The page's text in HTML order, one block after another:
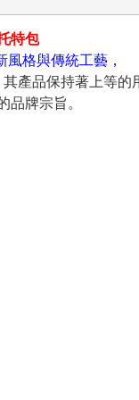
特包
格與傳統工藝，
產品保持著上等的
品牌宗旨。